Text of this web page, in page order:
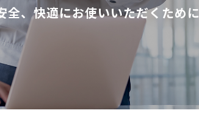
全、快適にお使いいただくために